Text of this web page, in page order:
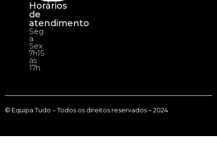
Horários
de
atendimento
Seg
a
Sex:
7h15
às
17h.
© Equipa Tudo – Todos os direitos reservados – 2024